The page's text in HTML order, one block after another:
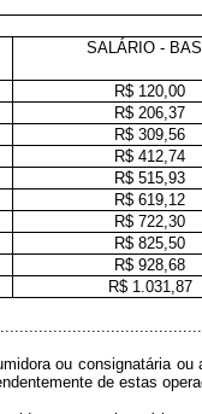
SALÁRIO -
R$ 120,00
R$ 206,37
R$ 309,56
R$ 412,74
R$ 515,93
R$ 619,12
R$ 722,30
R$ 825,50
R$ 928,68
R$ 1.031,87
ou consignatária
de estas